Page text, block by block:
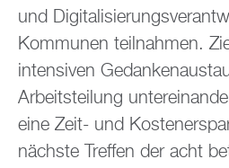
und
Kommunen teilnahmen.
intensiven
Arbeitsteilung
eine Zeit- und
nächste Treffen der acht